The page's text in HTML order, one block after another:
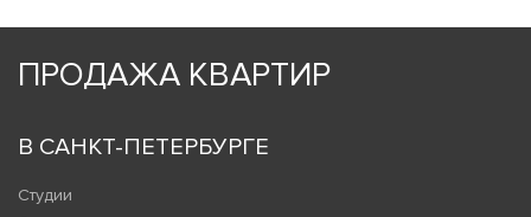
ПРОДАЖА КВАРТИР
В САНКТ-ПЕТЕРБУРГЕ
Студии